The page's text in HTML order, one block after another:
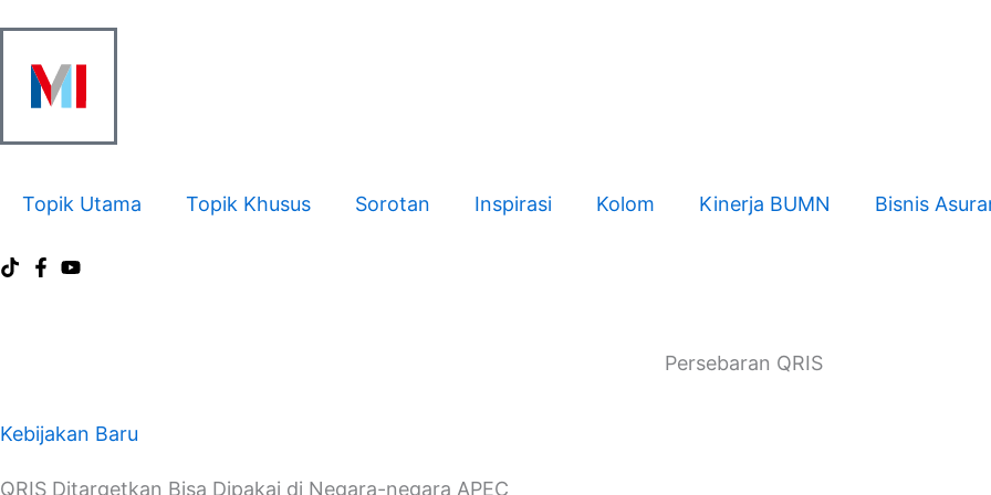
content
Topik Utama Topik Khusus Sorotan Inspirasi Kolom Kinerja BUMN Bisnis
Persebaran QRIS
Kebijakan Baru
QRIS Ditargetkan Bisa Dipakai di Negara-negara APEC